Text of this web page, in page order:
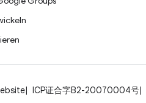
ICP证合字B2-20070004号